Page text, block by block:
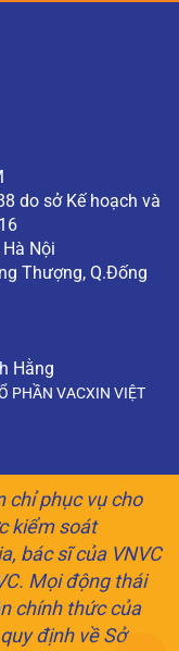
do sở Kế hoạch và
Nội
Thượng, Q.Đống
Hằng
PHẦN VACXIN VIỆT
chỉ phục vụ cho
kiểm soát
bác sĩ của VNVC
Mọi động thái
chính thức của
định về Sở